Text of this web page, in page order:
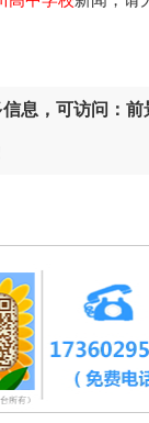
息，可访问：前